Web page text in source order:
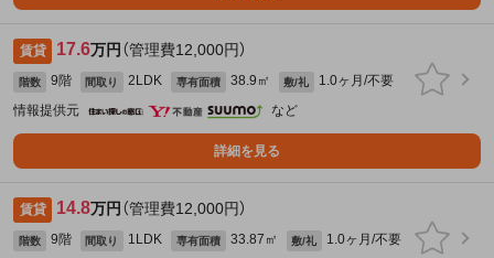
賃貸 17.6万円 （管理費12,000円）
階数 9階 間取り 2LDK 専有面積 38.9㎡ 敷/礼
1.0ヶ月/不要
情報提供元
など
詳細を見る
賃貸 14.8万円 （管理費12,000円）
階数 9階 間取り 1LDK 専有面積 33.87㎡ 敷/礼 1.0ヶ月/不要